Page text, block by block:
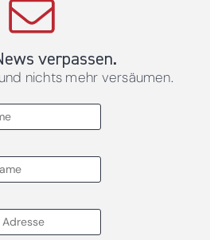
verpassen.
nichts mehr versäumen.